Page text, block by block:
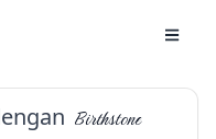
Birthstone